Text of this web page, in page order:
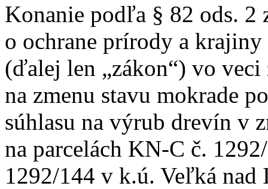
Konanie podľa § 82 ods. 2
o ochrane prírody a
(ďalej len „zákon“) vo veci
na zmenu stavu mokrade
súhlasu na výrub drevín v
na parcelách KN-C č.
1292/144 v k.ú. Veľká nad